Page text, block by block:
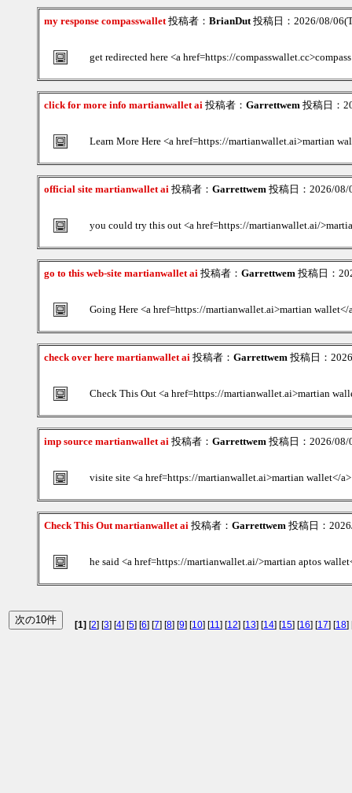
my response compasswallet投稿者： BrianDut投稿日：2026/08/
get redirected here <a href=https://
click for more info martianwallet ai 投稿者： Garrettwem 投稿日：
Learn More Here <a href=https://martianwallet.ai>martian
official site martianwallet ai 投稿者： Garrettwem 投稿日：2026/
you could try this out <a href=https://martianwallet.ai/
go to this web-site martianwallet ai 投稿者： Garrettwem 投稿日：
Going Here <a href=https://martianwallet.ai>martian wallet</
check over here martianwallet ai 投稿者： Garrettwem 投稿日：
Check This Out <a href=https://martianwallet.ai>martian
imp source martianwallet ai 投稿者： Garrettwem 投稿日：2026/
visite site <a href=https://martianwallet.ai>martian wallet</a>
Check This Out martianwallet ai 投稿者： Garrettwem 投稿日：
he said <a href=https://martianwallet.ai/>martian aptos
[1] [2] [3] [4] [5] [6] [7] [8] [9] [10] [11] [12] [13] [14] [15] [16] [17] [18]